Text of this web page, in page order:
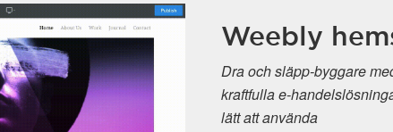
Weebly
Dra och släpp-byggare
kraftfulla e-
lätt att använda